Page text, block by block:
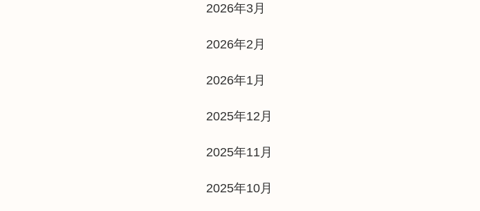
2026年3月
2026年2月
2026年1月
2025年12月
2025年11月
2025年10月